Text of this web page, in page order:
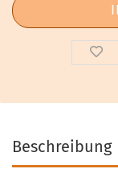
Beschreibung